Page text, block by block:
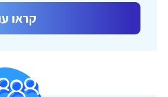
קראו